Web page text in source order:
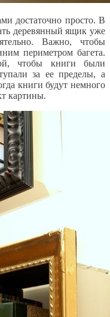
достаточно просто. В
деревянный ящик уже
Важно, чтобы
периметром багета.
чтобы книги были
за ее пределы, а
книги будут немного
картины.